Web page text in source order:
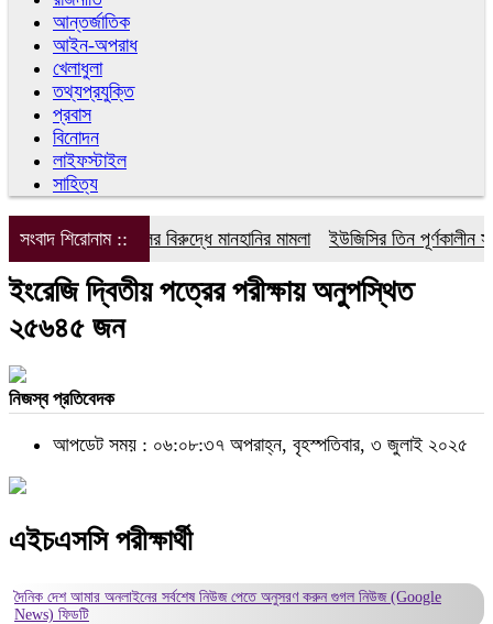
আন্তর্জাতিক
আইন-অপরাধ
খেলাধুলা
তথ্যপ্রযুক্তি
প্রবাস
বিনোদন
লাইফস্টাইল
সাহিত্য
সংবাদ শিরোনাম ::ডিপজলের বিরুদ্ধে মানহানির মামলা ইউজিসির তিন পূর্ণকালীন
ইংরেজি দ্বিতীয় পত্রের পরীক্ষায় অনুপস্থিত
২৫৬৪৫ জন
নিজস্ব প্রতিবেদক
আপডেট সময় : ০৬:০৮:৩৭ অপরাহ্ন, বৃহস্পতিবার, ৩ জুলাই ২০২৫
এইচএসসি পরীক্ষার্থী
দৈনিক দেশ আমার অনলাইনের সর্বশেষ নিউজ পেতে অনুসরণ করুন গুগল নিউজ (Google
News) ফিডটি